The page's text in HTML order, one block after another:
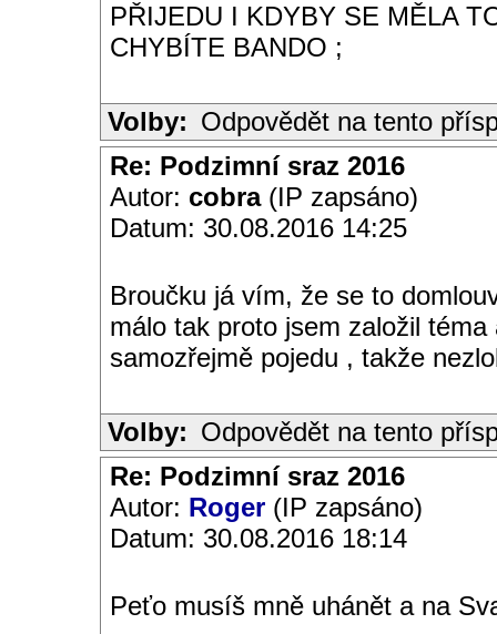
PŘIJEDU I KDYBY SE MĚLA
CHYBÍTE BANDO ;
Volby: Odpovědět na tento
Re: Podzimní sraz 2016
Autor: cobra(IP zapsáno)
Datum: 30.08.2016 14:25
Broučku já vím, že se to
málo tak proto jsem založil
samozřejmě pojedu , takže
Volby: Odpovědět na tento
Re: Podzimní sraz 2016
Autor: Roger (IP zapsáno)
Datum: 30.08.2016 18:14
Peťo musíš mně uhánět a na